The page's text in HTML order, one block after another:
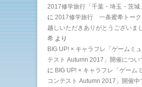
2017修学旅行「千葉・埼玉・茨城
に 2017修学旅行 一条蜜希トーク
越しいただきありがとうございま
希 より
BIG UP! × キャラフレ「ゲームミ
テスト Autumn 2017」開催につい
に BIG UP! × キャラフレ「ゲーム
コンテスト Autumn 2017」開催中